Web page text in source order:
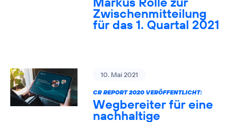
Zwischenmitteilung
für das 1. Quartal 2021
10. Mai 2021
CR REPORT 2020 VERÖFFENTLICHT:
Wegbereiter für eine
nachhaltige